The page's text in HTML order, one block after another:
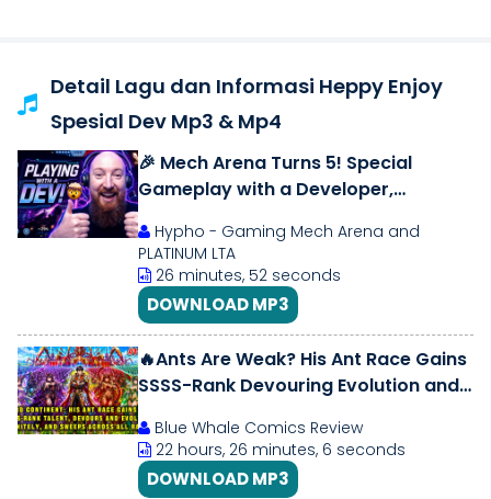
Detail Lagu dan Informasi Heppy Enjoy
Spesial Dev Mp3 & Mp4
🎉 Mech Arena Turns 5! Special
Gameplay with a Developer,
Hypho - Gaming Mech Arena and
PLATINUM LTA
26 minutes, 52 seconds
DOWNLOAD MP3
🔥Ants Are Weak? His Ant Race Gains
SSSS-Rank Devouring Evolution and
Blue Whale Comics Review
22 hours, 26 minutes, 6 seconds
DOWNLOAD MP3